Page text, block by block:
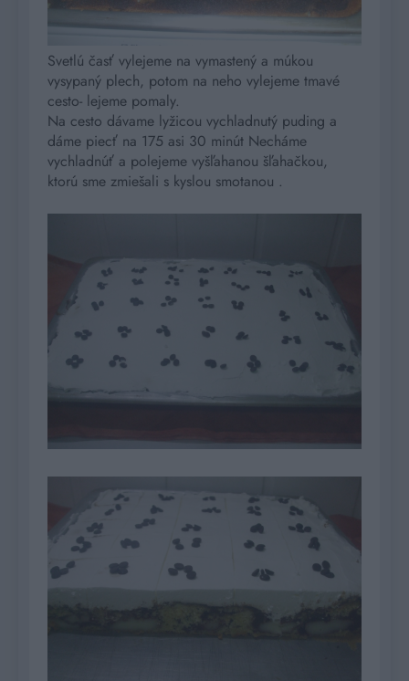
Svetlú časť vylejeme na vymastený a múkou
vysypaný plech, potom na neho vylejeme tmavé
cesto- lejeme pomaly.
Na cesto dávame lyžicou vychladnutý puding a
dáme piecť na 175 asi 30 minút Necháme
vychladnúť a polejeme vyšľahanou šľahačkou,
ktorú sme zmiešali s kyslou smotanou .